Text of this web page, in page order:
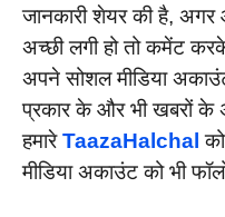
जानकारी शेयर की है,
अच्छी लगी हो तो कमेंट
अपने सोशल मीडिया
प्रकार के और भी खबरों
हमारेTaazaHalchal
मीडिया अकाउंट को भी